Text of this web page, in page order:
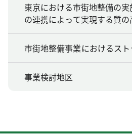
東京における市街地整備の
の連携によって実現する質の
市街地整備事業におけるス
事業検討地区